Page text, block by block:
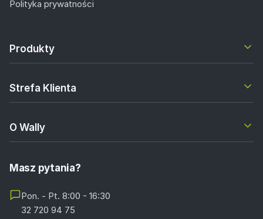
Polityka prywatności
Produkty
Strefa Klienta
O Wally
Masz pytania?
Pon. - Pt. 8:00 - 16:30
32 720 94 75